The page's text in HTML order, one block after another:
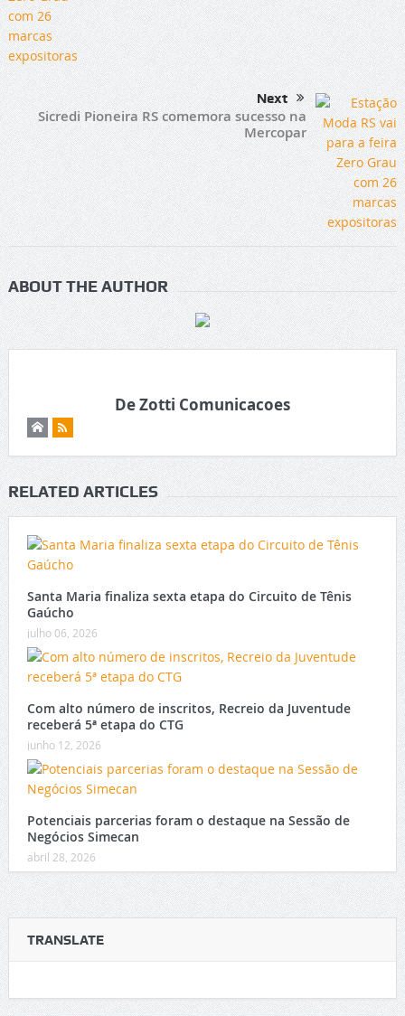
Next
Sicredi Pioneira RS comemora sucesso na
Mercopar
ABOUT THE AUTHOR
De Zotti Comunicacoes
RELATED ARTICLES
Santa Maria finaliza sexta etapa do Circuito de Tênis
Gaúcho
julho 06, 2026
Com alto número de inscritos, Recreio da Juventude
receberá 5ª etapa do CTG
junho 12, 2026
Potenciais parcerias foram o destaque na Sessão de
Negócios Simecan
abril 28, 2026
TRANSLATE